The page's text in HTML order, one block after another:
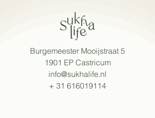
Burgemeester Mooijstraat 5
1901 EP Castricum
info@sukhalife.nl
+ 31 616019114